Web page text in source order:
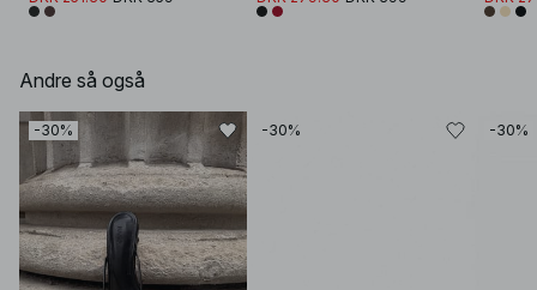
Andre så også
-30% -30% -30%